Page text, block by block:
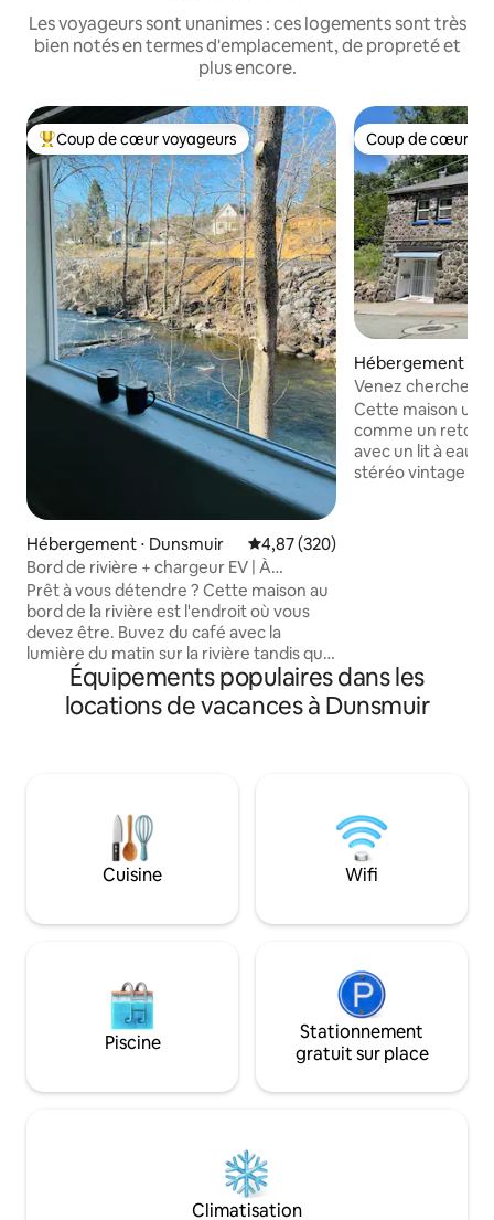
Les voyageurs sont unanimes : ces logements sont très
bien notés en termes d'emplacement, de propreté et
plus encore.
Coups de cœur voyageurs les plus appréciés
Coup de cœur voyageurs
Hébergement ⋅ Dunsmuir Évaluation moyenne sur la
4,87 (320)
Bord de rivière + chargeur EV | À
quelques minutes des cascades
Prêt à vous détendre ? Cette maison au
bord de la rivière est l'endroit où vous
devez être. Buvez du café avec la
lumière du matin sur la rivière tandis que
les canards nagent ou admirez les
étoiles depuis votre terrasse privée.
Profitez de la vue à travers les fenêtres
vous jusqu'à la Bee Kind Bakery ou au
Cafe Maddalena dans la ville ferroviaire
historique de Dunsmuir. Les cascades
locales et les parcs nationaux sont à
aux véhicules électriques : 2 heures
Coup de cœur
Coup de cœur
Hébergement ⋅
Venez chercher
quelques minutes
Cette maison
comme un retour
avec un lit à eau
stéréo vintage
cour arrière
amis avec un
Équipements populaires dans les
locations de vacances à Dunsmuir
Cuisine Wifi
Piscine
Stationnement
gratuit sur place
Climatisation